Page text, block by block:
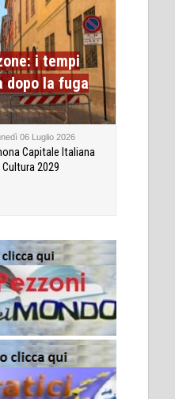
i tempi
la fuga
06 Luglio 2026
Capitale Italiana
2029